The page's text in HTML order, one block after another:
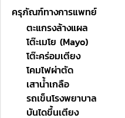
ครุภัณฑ์ทางการแพทย์
ตะแกรงล้างแผล
โต๊ะเมโย (Mayo)
โต๊ะคร่อมเตียง
โคมไฟผ่าตัด
เสาน้ำเกลือ
รถเข็นโรงพยาบาล
บันไดขึ้นเตียง